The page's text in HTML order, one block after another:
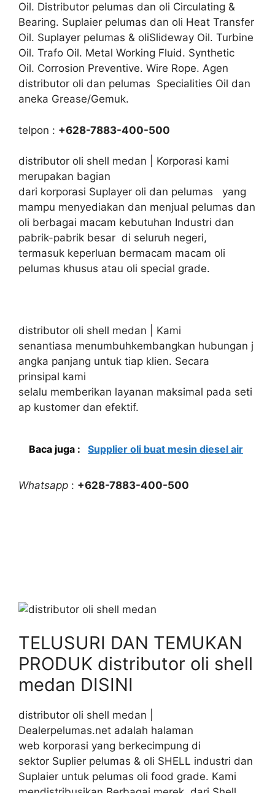
Oil. Distributor pelumas dan oli Circulating &
Bearing. Suplaier pelumas dan oli Heat Transfer
Oil. Suplayer pelumas & oliSlideway Oil. Turbine
Oil. Trafo Oil. Metal Working Fluid. Synthetic
Oil. Corrosion Preventive. Wire Rope. Agen
distributor oli dan pelumas Specialities Oil dan
aneka Grease/Gemuk.
telpon : +628-7883-400-500
distributor oli shell medan | Korporasi kami
merupakan bagian
dari korporasi Suplayer oli dan pelumas yang
mampu menyediakan dan menjual pelumas dan
oli berbagai macam kebutuhan Industri dan
pabrik-pabrik besar di seluruh negeri,
termasuk keperluan bermacam macam oli
pelumas khusus atau oli special grade.
distributor oli shell medan | Kami
senantiasa menumbuhkembangkan hubungan j
angka panjang untuk tiap klien. Secara
prinsipal kami
selalu memberikan layanan maksimal pada seti
ap kustomer dan efektif.
Baca juga : Supplier oli buat mesin diesel air
Whatsapp : +628-7883-400-500
TELUSURI DAN TEMUKAN
PRODUK distributor oli shell
medan DISINI
distributor oli shell medan |
Dealerpelumas.net adalah halaman
web korporasi yang berkecimpung di
sektor Suplier pelumas & oli SHELL industri dan
Suplaier untuk pelumas oli food grade. Kami